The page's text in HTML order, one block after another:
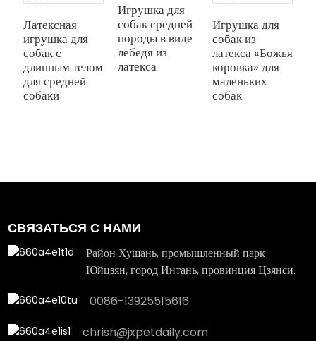
Латексная
игрушка для
собак с
длинным телом
для средней
собаки
Игрушка для
собак средней
породы в виде
лебедя из
латекса
Игрушка для
собак из
латекса «Божья
коровка» для
маленьких
собак
СВЯЗАТЬСЯ С НАМИ
Район Хушань, промышленный парк
Юйцзян, город Интань, провинция Цзянси.
0086-13925515616
chrish@jxpetdaily.com